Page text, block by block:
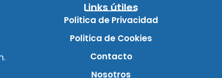
Links útiles
Politica de Privacidad
Politica de Cookies
Contacto
Nosotros